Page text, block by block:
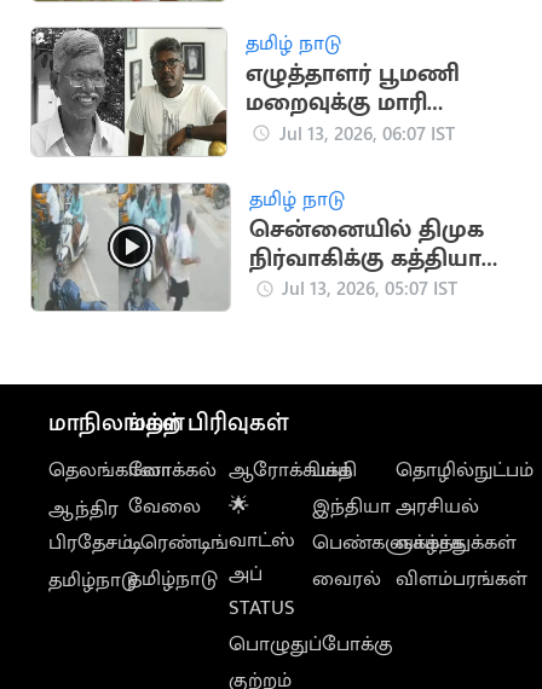
தமிழ் நாடு
எழுத்தாளர் பூமணி
மறைவுக்கு மாரி
செல்வராஜ் இரங்கல்
Jul 13, 2026, 06:07 IST
தமிழ் நாடு
சென்னையில் திமுக
நிர்வாகிக்கு கத்தியால்
வெட்டு
Jul 13, 2026, 05:07 IST
மாநிலங்கள்
தெலங்கானா
ஆந்திர
பிரதேசம்
தமிழ்நாடு
மற்ற பிரிவுகள்
லோக்கல்
வேலை
டிரெண்டிங்
தமிழ்நாடு
ஆரோக்கியம்
🌟
வாட்ஸ்
அப்
STATUS
பொழுதுப்போக்கு
குற்றம்
பக்தி
இந்தியா
பெண்களுக்காக
வைரல்
தொழில்நுட்பம்
அரசியல்
வாழ்த்துக்கள்
விளம்பரங்கள்